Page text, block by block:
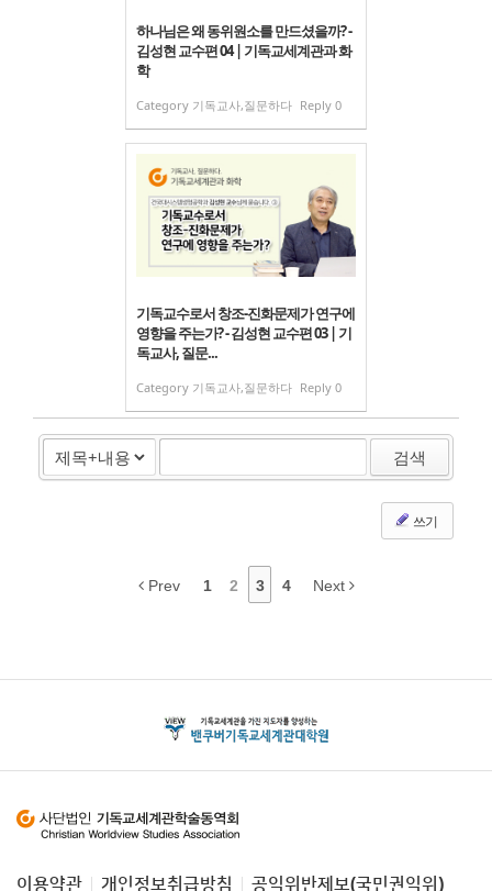
하나님은 왜 동위원소를 만드셨을까? -
김성현 교수편 04 | 기독교세계관과 화
학
Category 기독교사,질문하다 Reply 0
기독교수로서 창조-진화문제가 연구에
영향을 주는가? - 김성현 교수편 03 | 기
독교사, 질문...
Category 기독교사,질문하다 Reply 0
검색
쓰기
Prev 1 2 3 4 Next
이용약관 개인정보취급방침 공익위반제보(국민권익위)